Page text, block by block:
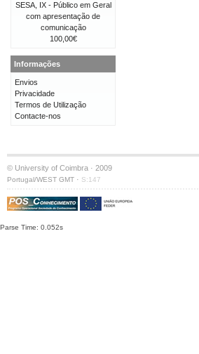
SESA, IX - Público em Geral
com apresentação de
comunicação
100,00€
Informações
Envios
Privacidade
Termos de Utilização
Contacte-nos
© University of Coimbra · 2009
Portugal/WEST GMT · S:147
Parse Time: 0.052s